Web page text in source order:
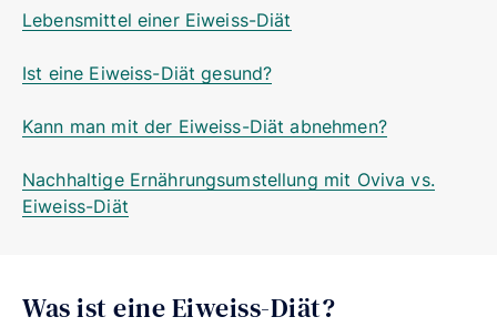
Lebensmittel einer Eiweiss-Diät
Ist eine Eiweiss-Diät gesund?
Kann man mit der Eiweiss-Diät abnehmen?
Nachhaltige Ernährungsumstellung mit Oviva vs.
Eiweiss-Diät
Was ist eine Eiweiss-Diät?